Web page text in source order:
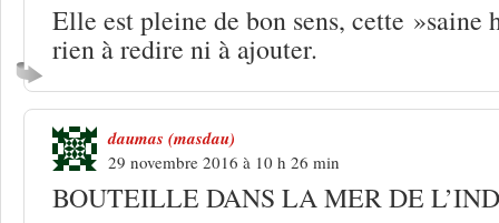
Elle est pleine de bon sens, cette »saine
rien à redire ni à ajouter.
daumas (masdau)
29 novembre 2016 à 10 h 26 min
BOUTEILLE DANS LA MER DE